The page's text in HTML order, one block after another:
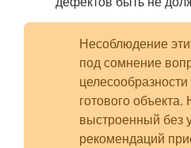
Несоблюдение
под сомнение
готового
выстроенный без
рекомендаций